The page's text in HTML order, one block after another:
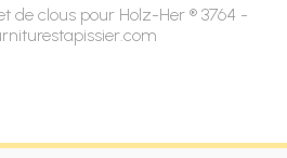
de clous pour Holz-Her ® 3764 -